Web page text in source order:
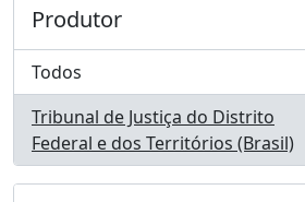
Produtor
Todos
Tribunal de Justiça do Distrito
Federal e dos Territórios (Brasil)
, 1 resultados